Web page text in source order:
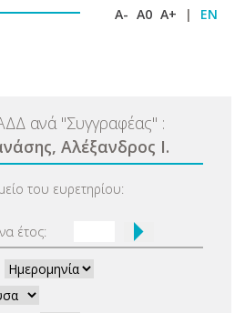
A- A0 A+ | EN
ανά "Συγγραφέας" :
Αλέξανδρος Ι.
του ευρετηρίου:
έτος: